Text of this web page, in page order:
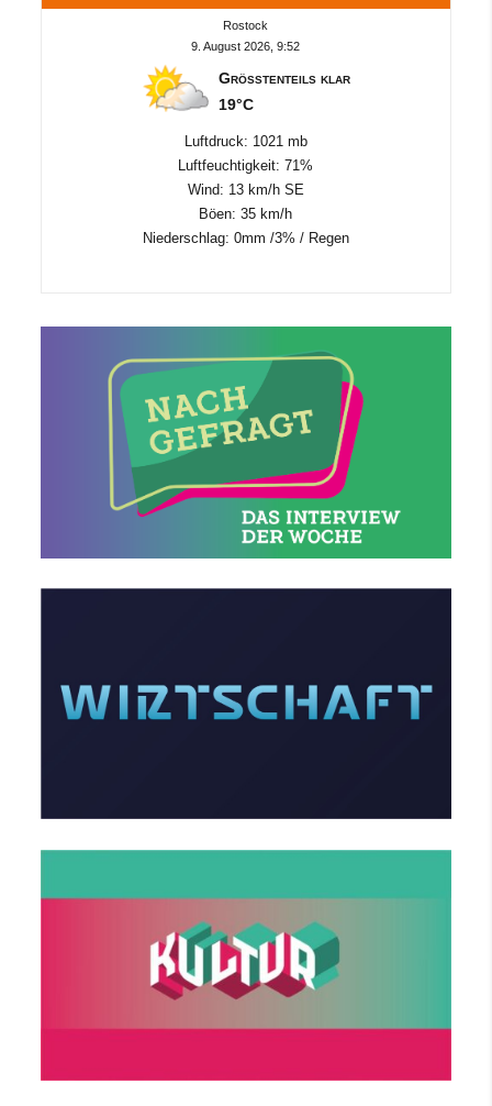
Rostock
9. August 2026, 9:52
Größtenteils klar
19°C
Luftdruck: 1021 mb
Luftfeuchtigkeit: 71%
Wind: 13 km/h SE
Böen: 35 km/h
Niederschlag: 0mm /3% / Regen